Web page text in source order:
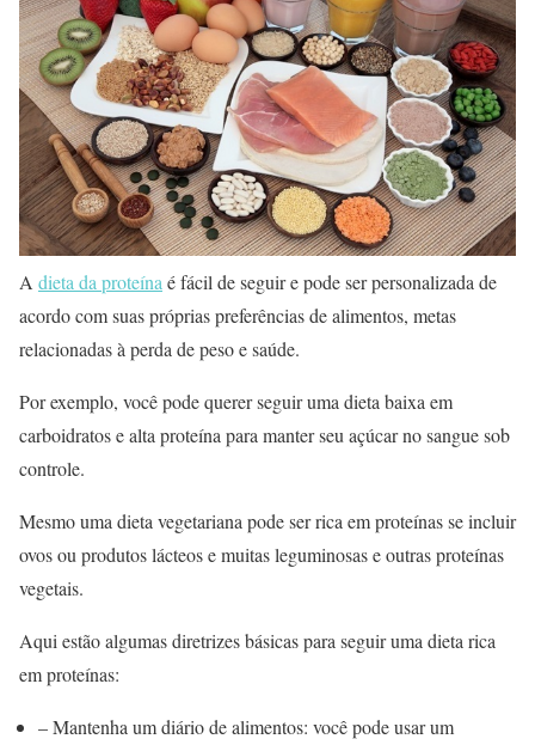
A dieta da proteína é fácil de seguir e pode ser personalizada de
acordo com suas próprias preferências de alimentos, metas
relacionadas à perda de peso e saúde.
Por exemplo, você pode querer seguir uma dieta baixa em
carboidratos e alta proteína para manter seu açúcar no sangue sob
controle.
Mesmo uma dieta vegetariana pode ser rica em proteínas se incluir
ovos ou produtos lácteos e muitas leguminosas e outras proteínas
vegetais.
Aqui estão algumas diretrizes básicas para seguir uma dieta rica
em proteínas:
– Mantenha um diário de alimentos: você pode usar um